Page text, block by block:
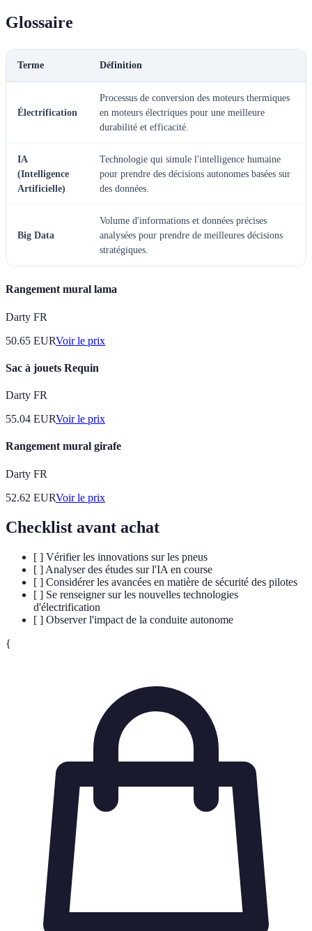
Glossaire
Terme Définition
Électrification
Processus de conversion des moteurs thermiques
en moteurs électriques pour une meilleure
durabilité et efficacité.
IA
(Intelligence
Artificielle)
Technologie qui simule l'intelligence humaine
pour prendre des décisions autonomes basées sur
des données.
Big Data
Volume d'informations et données précises
analysées pour prendre de meilleures décisions
stratégiques.
Rangement mural lama
Darty FR
50.65 EURVoir le prix
Sac à jouets Requin
Darty FR
55.04 EURVoir le prix
Rangement mural girafe
Darty FR
52.62 EURVoir le prix
Checklist avant achat
[ ] Vérifier les innovations sur les pneus
[ ] Analyser des études sur l'IA en course
[ ] Considérer les avancées en matière de sécurité des pilotes
[ ] Se renseigner sur les nouvelles technologies
d'électrification
[ ] Observer l'impact de la conduite autonome
{